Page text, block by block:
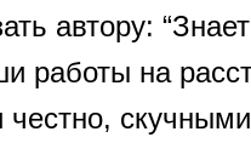
автору:
работы на
честно,